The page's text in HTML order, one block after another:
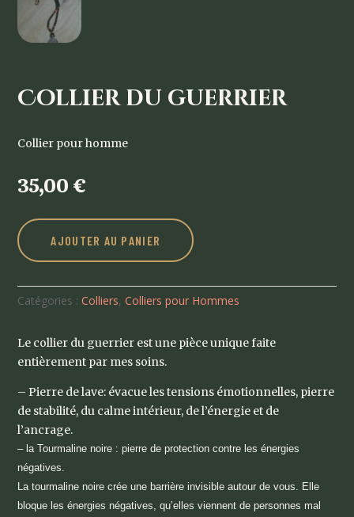
Collier du guerrier
Collier pour homme
35,00 €
AJOUTER AU PANIER
Catégories :Colliers,Colliers pour Hommes
Le collier du guerrier est une pièce unique faite
entièrement par mes soins.
– Pierre de lave: évacue les tensions émotionnelles, pierre
de stabilité, du calme intérieur, de l’énergie et de
l’ancrage.
– la Tourmaline noire : pierre de protection contre les énergies
négatives.
La tourmaline noire crée une barrière invisible autour de vous. Elle
bloque les énergies négatives, qu’elles viennent de personnes mal